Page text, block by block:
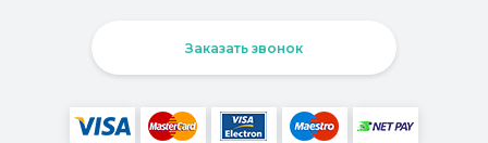
Заказать звонок